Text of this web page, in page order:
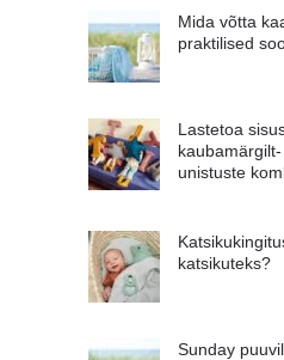
Mida võtta
praktilised
Lastetoa
unistuste
katsikuteks?
Sunday